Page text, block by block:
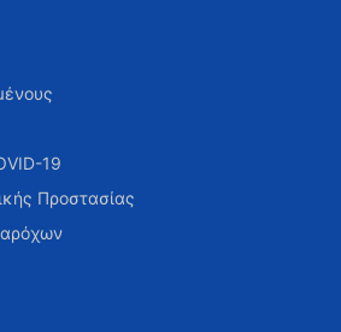
19
Προστασίας